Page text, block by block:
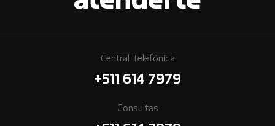
Central Telefónica
+511 614 7979
Consultas